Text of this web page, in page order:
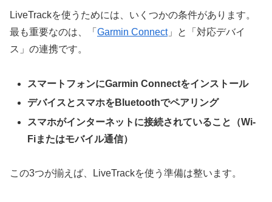
LiveTrackを使うためには、いくつかの条件があります。
最も重要なのは、「 Garmin Connect」と「対応デバイ
ス」の連携です。
スマートフォンにGarmin Connectをインストール
デバイスとスマホをBluetoothでペアリング
スマホがインターネットに接続されていること（Wi-
Fiまたはモバイル通信）
この3つが揃えば、LiveTrackを使う準備は整います。